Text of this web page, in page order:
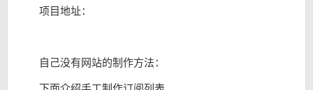
项目地址：
自己没有网站的制作方法：